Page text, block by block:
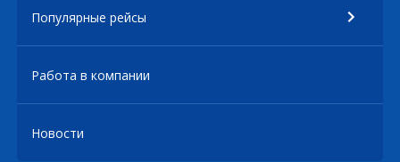
Популярные рейсы
Работа в компании
Новости